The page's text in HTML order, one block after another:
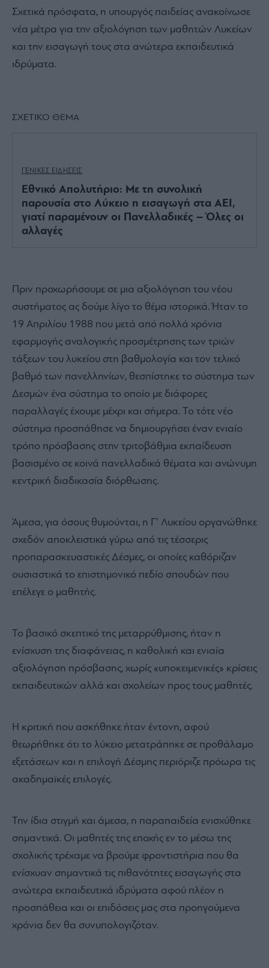
Σχετικά πρόσφατα, η υπουργός παιδείας ανακοίνωσε
νέα μέτρα για την αξιολόγηση των μαθητών Λυκείων
και την εισαγωγή τους στα ανώτερα εκπαιδευτικά
ιδρύματα.
ΣΧΕΤΙΚΟ ΘΕΜΑ
ΓΕΝΙΚΕΣ ΕΙΔΗΣΕΙΣ
Εθνικό Απολυτήριο: Με τη συνολική
παρουσία στο Λύκειο η εισαγωγή στα ΑΕΙ,
γιατί παραμένουν οι Πανελλαδικές – Όλες οι
αλλαγές
Πριν προχωρήσουμε σε μια αξιολόγηση του νέου
συστήματος ας δούμε λίγο το θέμα ιστορικά. Ήταν το
19 Απριλίου 1988 που μετά από πολλά χρόνια
τάξεων του λυκείου στη βαθμολογία και τον τελικό
βαθμό των πανελληνίων, θεσπίστηκε το σύστημα των
Δεσμών ένα σύστημα το οποίο με διάφορες
παραλλαγές έχουμε μέχρι και σήμερα. Το τότε νέο
σύστημα προσπάθησε να δημιουργήσει έναν ενιαίο
κεντρική διαδικασία διόρθωσης.
Άμεσα, για όσους θυμούνται, η Γ’ Λυκείου οργανώθηκε
ουσιαστικά το επιστημονικό πεδίο σπουδών που
επέλεγε ο μαθητής.
αξιολόγηση πρόσβασης, χωρίς «υποκειμενικές» κρίσεις
εκπαιδευτικών αλλά και σχολείων προς τους μαθητές.
Η κριτική που ασκήθηκε ήταν έντονη, αφού
θεωρήθηκε ότι το λύκειο μετατράπηκε σε προθάλαμο
εξετάσεων και η επιλογή Δέσμης περιόριζε πρόωρα τις